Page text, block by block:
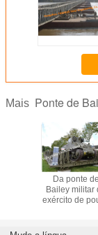
Mais Ponte de
guerra
Da ponte de
Bailey militar
exército de
permanente